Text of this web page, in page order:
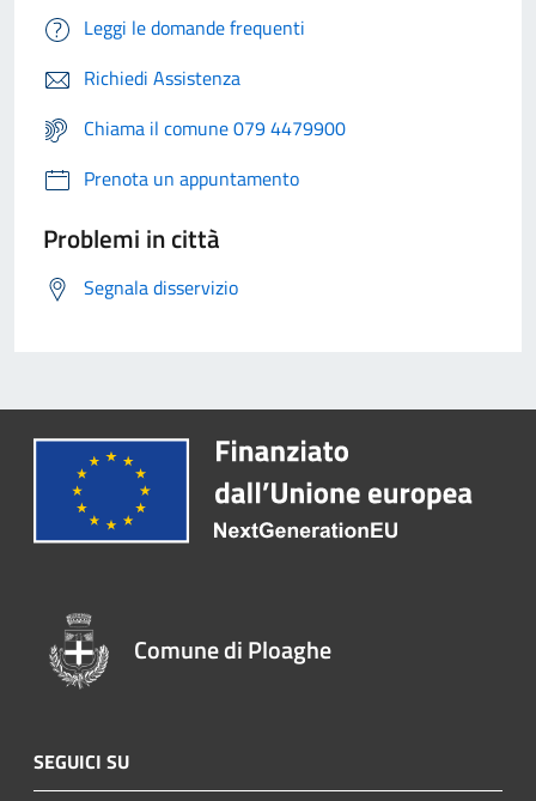
Leggi le domande frequenti
Richiedi Assistenza
Chiama il comune 079 4479900
Prenota un appuntamento
Problemi in città
Segnala disservizio
Comune di Ploaghe
SEGUICI SU